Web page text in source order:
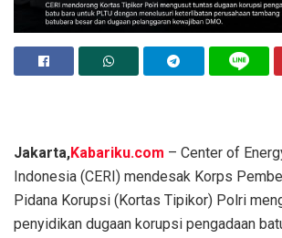
Jakarta,Kabariku.com – Center of
Indonesia (CERI) mendesak Korps
Pidana Korupsi (Kortas Tipikor) Polri
penyidikan dugaan korupsi pengadaan